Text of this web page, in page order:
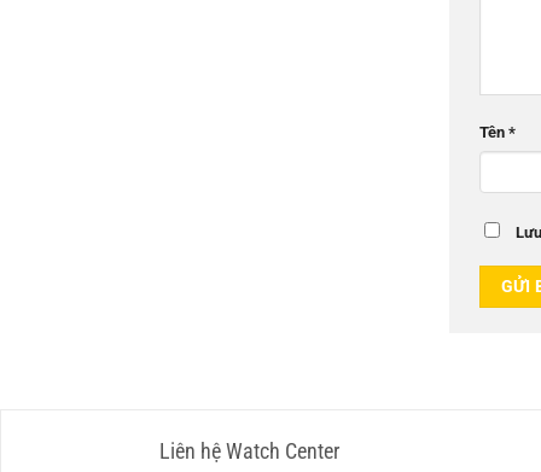
Tên *
Liên hệ Watch Center